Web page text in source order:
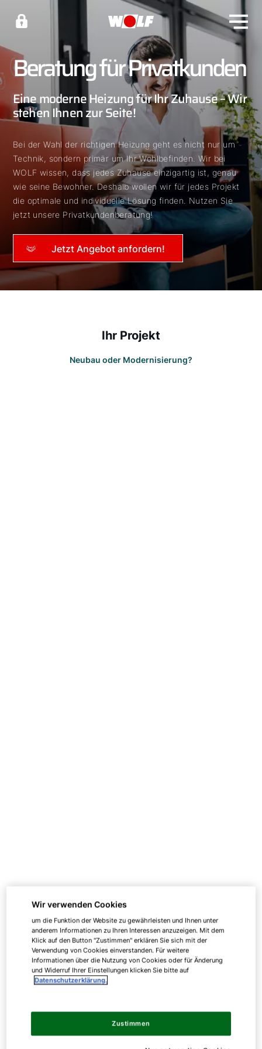
Beratung für Privatkunden
Eine moderne Heizung für Ihr Zuhause – Wir
stehen Ihnen zur Seite!
Bei der Wahl der richtigen Heizung geht es nicht nur um
Technik, sondern primär um Ihr Wohlbefinden. Wir bei
WOLF wissen, dass jedes Zuhause einzigartig ist, genau
wie seine Bewohner. Deshalb wollen wir für jedes Projekt
die optimale und individuelle Lösung finden. Nutzen Sie
jetzt unsere Privatkundenberatung!
Jetzt Angebot anfordern!
Ihr Projekt
Neubau oder Modernisierung?
Wir verwenden Cookies
um die Funktion der Website zu gewährleisten und Ihnen unter
anderem Informationen zu Ihren Interessen anzuzeigen. Mit dem
Klick auf den Button "Zustimmen" erklären Sie sich mit der
Verwendung von Cookies einverstanden. Für weitere
Informationen über die Nutzung von Cookies oder für Änderung
und Widerruf Ihrer Einstellungen klicken Sie bitte auf
Datenschutzerklärung.
Zustimmen